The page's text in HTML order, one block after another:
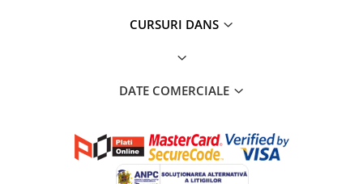
CURSURI DANS
DATE COMERCIALE